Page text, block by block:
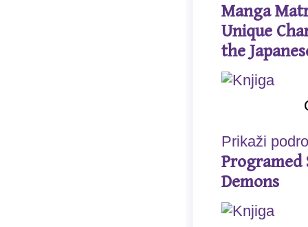
Manga
Unique
the
Prikaži
Programed
Demons